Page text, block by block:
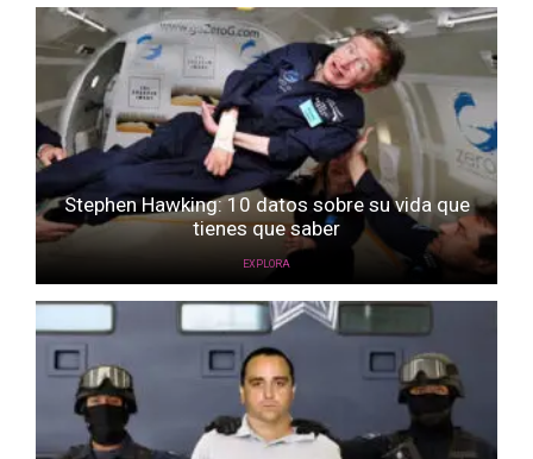
Stephen Hawking: 10 datos sobre su vida que
tienes que saber
EXPLORA